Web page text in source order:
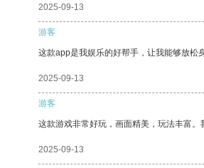
2025-09-13
游客
这款app是我娱乐的好帮手，让我能够放松
2025-09-13
游客
这款游戏非常好玩，画面精美，玩法丰富。
2025-09-13